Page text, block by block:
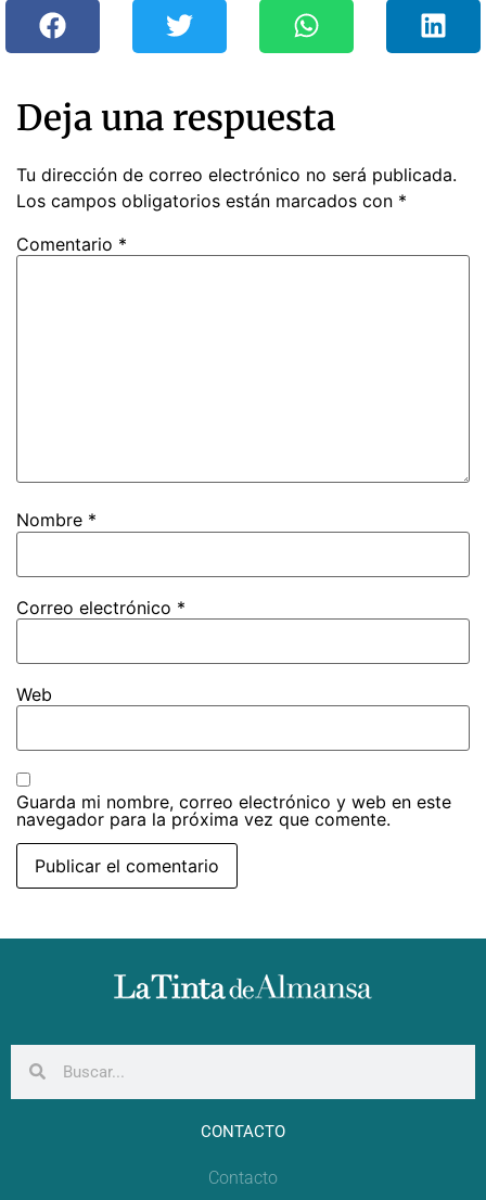
Deja una respuesta
Tu dirección de correo electrónico no será publicada.
Los campos obligatorios están marcados con *
Comentario *
Nombre *
Correo electrónico *
Web
Guarda mi nombre, correo electrónico y web en este
navegador para la próxima vez que comente.
CONTACTO
Contacto